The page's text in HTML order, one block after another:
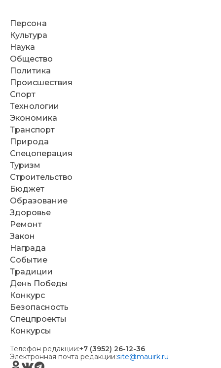
Персона
Культура
Наука
Общество
Политика
Происшествия
Спорт
Технологии
Экономика
Транспорт
Природа
Спецоперация
Туризм
Строительство
Бюджет
Образование
Здоровье
Ремонт
Закон
Награда
Событие
Традиции
День Победы
Конкурс
Безопасность
Спецпроекты
Конкурсы
Телефон редакции:+7 (3952) 26-12-36
Электронная почта редакции:site@mauirk.ru